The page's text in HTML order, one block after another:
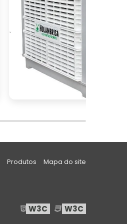
Produtos Mapa do site
W3C W3C